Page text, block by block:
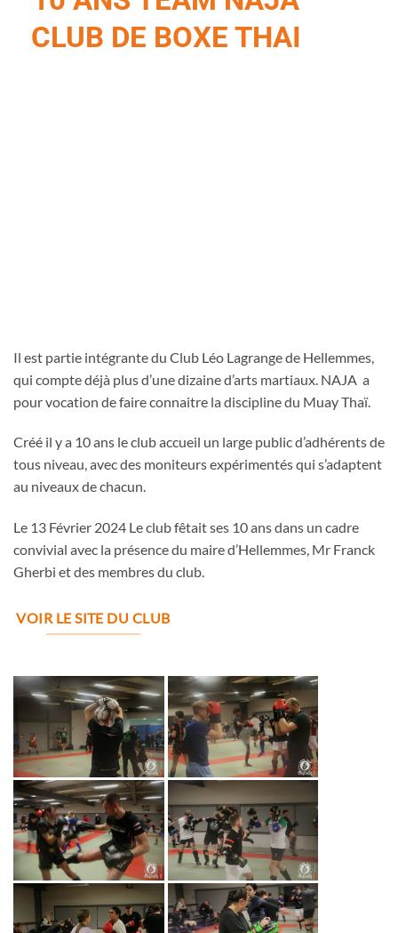
CLUB DE BOXE THAI
Il est partie intégrante du Club Léo Lagrange de Hellemmes,
qui compte déjà plus d’une dizaine d’arts martiaux. NAJA a
pour vocation de faire connaitre la discipline du Muay Thaï.
Créé il y a 10 ans le club accueil un large public d’adhérents de
tous niveau, avec des moniteurs expérimentés qui s’adaptent
au niveaux de chacun.
Le 13 Février 2024 Le club fêtait ses 10 ans dans un cadre
convivial avec la présence du maire d’Hellemmes, Mr Franck
Gherbi et des membres du club.
VOIR LE SITE DU CLUB